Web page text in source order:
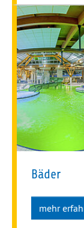
Bäder
mehr